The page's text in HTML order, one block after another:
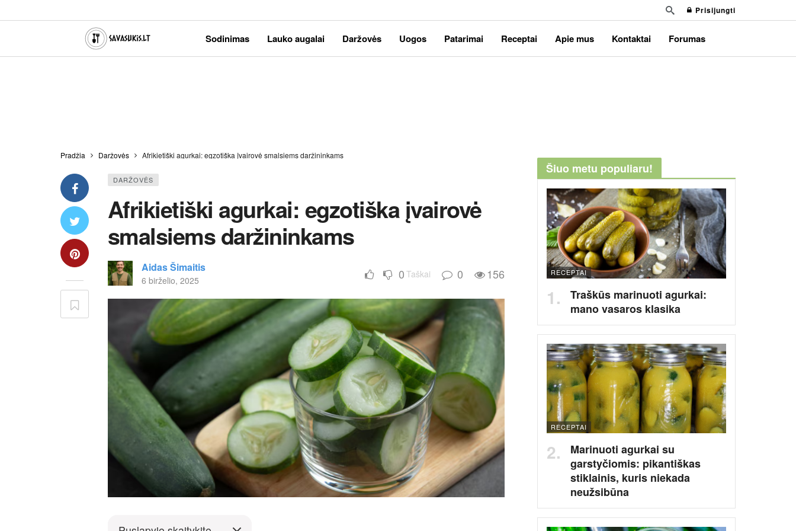
Prisijungti
Sodinimas Lauko augalai Daržovės Uogos Patarimai Receptai Apie mus Kontaktai Forumas
Pradžia Daržovės Afrikietiški agurkai: egzotiška įvairovė smalsiems daržininkams
DARŽOVĖS
Afrikietiški agurkai: egzotiška įvairovė
smalsiems daržininkams
Aidas Šimaitis
6 birželio, 2025 0 Taškai 0 156
Šiuo metu populiaru!
RECEPTAI
Traškūs marinuoti agurkai:
mano vasaros klasika
RECEPTAI
Marinuoti agurkai su
garstyčiomis: pikantiškas
stiklainis, kuris niekada
neužsibūna